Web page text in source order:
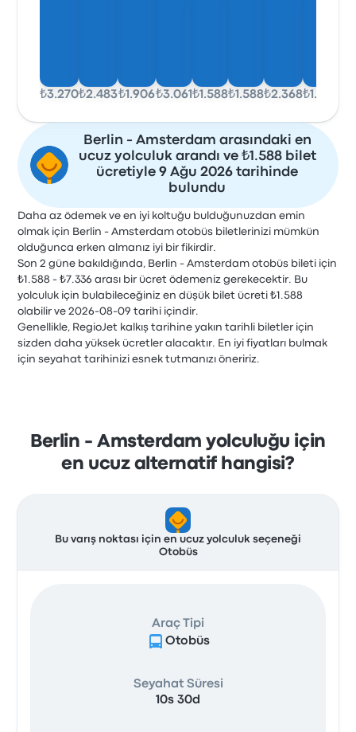
₺3.270₺2.483₺1.906₺3.061₺1.588₺1.588₺2.368₺1.617
Berlin - Amsterdam arasındaki en
ucuz yolculuk arandı ve ₺1.588 bilet
ücretiyle 9 Ağu 2026 tarihinde
bulundu
Daha az ödemek ve en iyi koltuğu bulduğunuzdan emin
olmak için Berlin - Amsterdam otobüs biletlerinizi mümkün
olduğunca erken almanız iyi bir fikirdir.
Son 2 güne bakıldığında, Berlin - Amsterdam otobüs bileti için
₺1.588 - ₺7.336 arası bir ücret ödemeniz gerekecektir. Bu
yolculuk için bulabileceğiniz en düşük bilet ücreti ₺1.588
olabilir ve 2026-08-09 tarihi içindir.
Genellikle, RegioJet kalkış tarihine yakın tarihli biletler için
sizden daha yüksek ücretler alacaktır. En iyi fiyatları bulmak
için seyahat tarihinizi esnek tutmanızı öneririz.
Berlin - Amsterdam yolculuğu için
en ucuz alternatif hangisi?
Bu varış noktası için en ucuz yolculuk seçeneği
Otobüs
Araç Tipi
Otobüs
Seyahat Süresi
10s 30d